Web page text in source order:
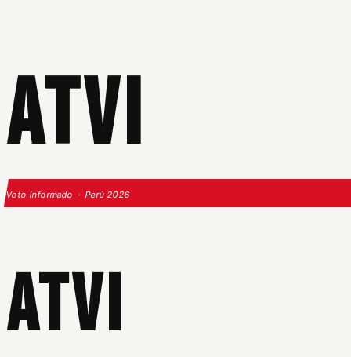
ATVI
Voto Informado · Perú 2026
ATVI